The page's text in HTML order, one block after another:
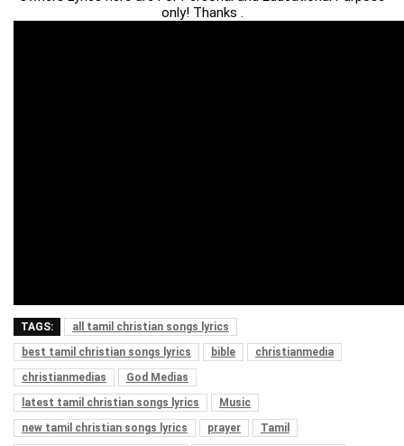
only! Thanks .
TAGS:
all tamil christian songs lyrics
best tamil christian songs lyrics
bible
christianmedia
christianmedias
God Medias
latest tamil christian songs lyrics
Music
new tamil christian songs lyrics
prayer
Tamil